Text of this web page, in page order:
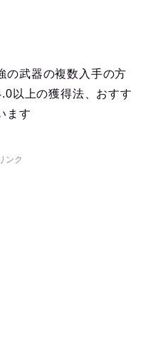
の武器の複数入手の方
以上の獲得法、おすす
ます
ンク